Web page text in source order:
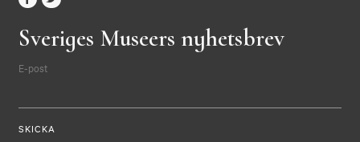
Sveriges Museers nyhetsbrev
E-post